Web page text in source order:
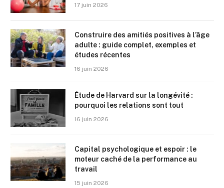
17 juin 2026
Construire des amitiés positives à l’âge
adulte : guide complet, exemples et
études récentes
16 juin 2026
Étude de Harvard sur la longévité :
pourquoi les relations sont tout
16 juin 2026
Capital psychologique et espoir : le
moteur caché de la performance au
travail
15 juin 2026